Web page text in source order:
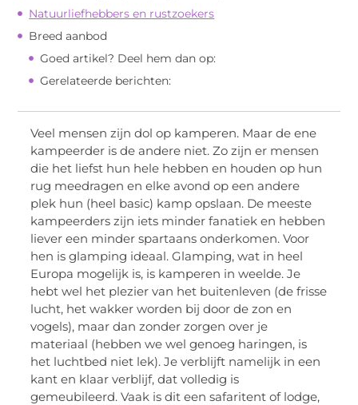
Natuurliefhebbers en rustzoekers
Breed aanbod
Goed artikel? Deel hem dan op:
Gerelateerde berichten:
Veel mensen zijn dol op kamperen. Maar de ene
kampeerder is de andere niet. Zo zijn er mensen
die het liefst hun hele hebben en houden op hun
rug meedragen en elke avond op een andere
plek hun (heel basic) kamp opslaan. De meeste
kampeerders zijn iets minder fanatiek en hebben
liever een minder spartaans onderkomen. Voor
hen is glamping ideaal. Glamping, wat in heel
Europa mogelijk is, is kamperen in weelde. Je
hebt wel het plezier van het buitenleven (de frisse
lucht, het wakker worden bij door de zon en
vogels), maar dan zonder zorgen over je
materiaal (hebben we wel genoeg haringen, is
het luchtbed niet lek). Je verblijft namelijk in een
kant en klaar verblijf, dat volledig is
gemeubileerd. Vaak is dit een safaritent of lodge,